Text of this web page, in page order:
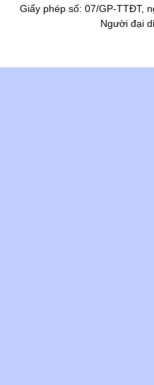
Giấy phép số: 07/GP-TTĐT,
Người đại